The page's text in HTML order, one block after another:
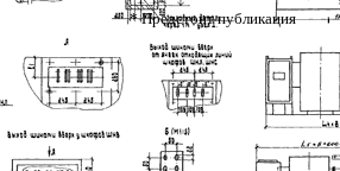
* Предстоит публикация